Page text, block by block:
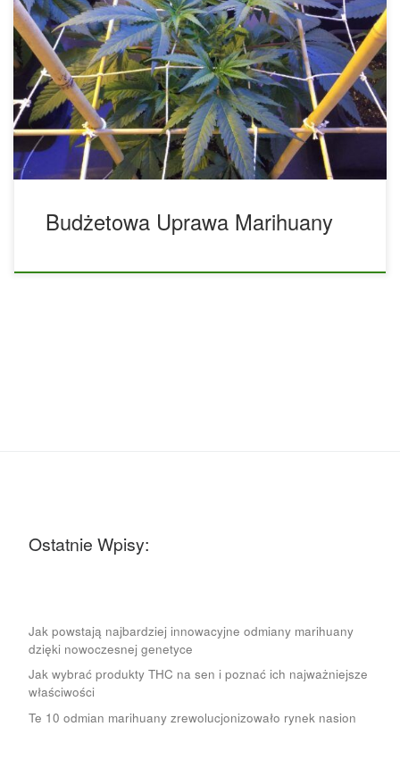
Im więcej czytasz o uprawie marihuany, tym bardziej to
hobby okazuje się drogie. Szczerze mówiąc, tak jest z
większością hobby. Ukulele kosztuje zaledwie 200 złotych,
ale im bardziej się w nie zagłębisz, tym więcej wydasz na
wymyślne struny, pedały elektryczne i tym podobne. Ale to
nie znaczy, że nie możesz nauczyć się grać na ukulele przy
ograniczonym budżecie, to samo […]
Budżetowa Uprawa Marihuany
Ostatnie Wpisy:
Jak powstają najbardziej innowacyjne odmiany marihuany
dzięki nowoczesnej genetyce
Jak wybrać produkty THC na sen i poznać ich najważniejsze
właściwości
Te 10 odmian marihuany zrewolucjonizowało rynek nasion